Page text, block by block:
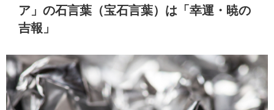
ア」の石言葉（宝石言葉）は「幸運・暁の
吉報」